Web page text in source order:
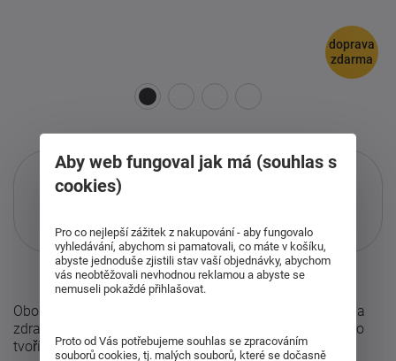
doprava
zdarma
Pouze při nákupu přes i-matrace.cz
Více informacío službě.
Oboustranná matrace Manet je navržena pro pohodlný a
zdravý spánek s možností výběru ze dvou tuhostí. Jádro
tvoří tři vrstvy ...
Aby web fungoval jak má (souhlas s
cookies)
Pro co nejlepší zážitek z nakupování - aby fungovalo
vyhledávání, abychom si pamatovali, co máte v košíku,
abyste jednoduše zjistili stav vaší objednávky, abychom
vás neobtěžovali nevhodnou reklamou a abyste se
nemuseli pokaždé přihlašovat.
Proto od Vás potřebujeme souhlas se zpracováním
souborů cookies, tj. malých souborů, které se dočasně